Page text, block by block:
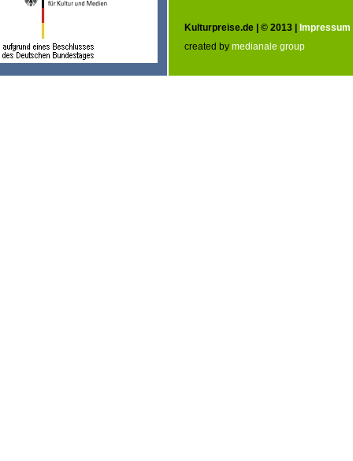
Kulturpreise.de | © 2013 | Impressum
created by medianale group